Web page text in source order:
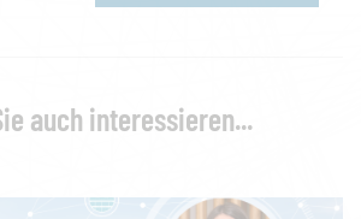
auch interessieren...